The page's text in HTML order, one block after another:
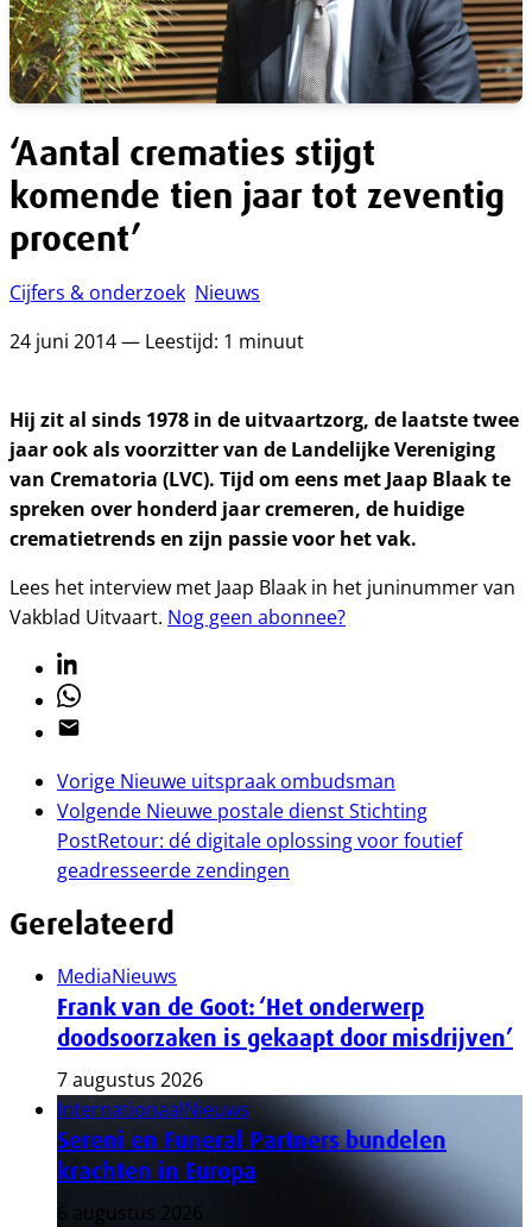
‘Aantal crematies stijgt
komende tien jaar tot zeventig
procent’
Cijfers & onderzoek Nieuws
24 juni 2014 — Leestijd: 1 minuut
Hij zit al sinds 1978 in de uitvaartzorg, de laatste twee
jaar ook als voorzitter van de Landelijke Vereniging
van Cre­matoria (LVC). Tijd om eens met Jaap Blaak te
spreken over honderd jaar cremeren, de huidige
crematietrends en zijn passie voor het vak.
Lees het interview met Jaap Blaak in het juninummer van
Vakblad Uitvaart. Nog geen abonnee?
Linkedin
Whatsapp
Email
Vorige Nieuwe uitspraak ombudsman
Volgende Nieuwe postale dienst Stichting
PostRetour: dé digitale oplossing voor foutief
geadresseerde zendingen
Gerelateerd
MediaNieuws
Frank van de Goot: ‘Het onderwerp
doodsoorzaken is gekaapt door misdrijven’
7 augustus 2026
InternationaalNieuws
Sereni en Funeral Partners bundelen
krachten in Europa
6 augustus 2026